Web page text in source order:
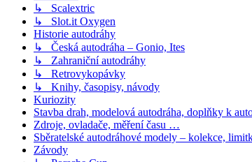
↳ Scalextric
↳ Slot.it Oxygen
Historie autodráhy
↳ Česká autodráha – Gonio, Ites
↳ Zahraniční autodráhy
↳ Retrovykopávky
↳ Knihy, časopisy, návody
Kuriozity
Stavba drah, modelová autodráha, doplňky k
Zdroje, ovladače, měření času …
Sběratelské autodráhové modely – kolekce,
Závody